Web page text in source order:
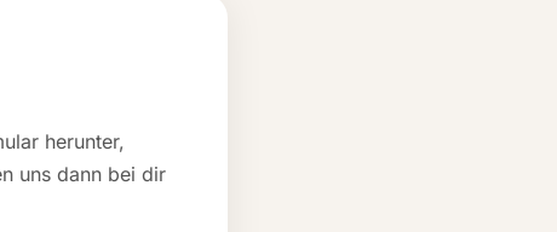
herunter,
uns dann bei dir